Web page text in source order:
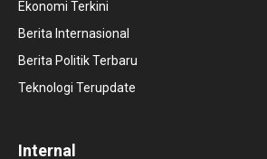
Ekonomi Terkini
Berita Internasional
Berita Politik Terbaru
Teknologi Terupdate
Internal